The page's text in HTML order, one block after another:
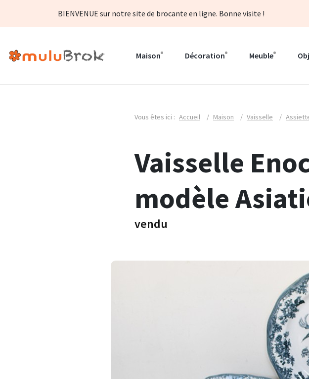
BIENVENUE sur notre site de brocante en ligne. Bonne visite !
Maison Décoration Meuble
Vous êtes ici : Accueil / Maison / Vaisselle /
Vaisselle
modèle
vendu